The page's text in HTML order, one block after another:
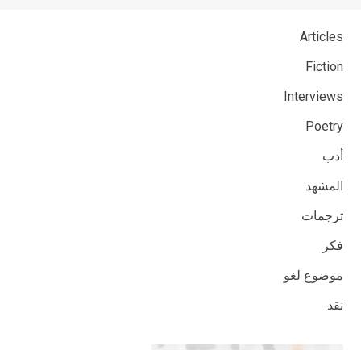
Articles
Fiction
Interviews
Poetry
أدب
المشهد
ترجمات
فكر
موضوع لغو
نقد